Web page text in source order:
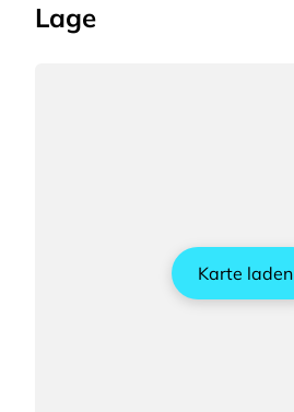
Lage
Karte laden